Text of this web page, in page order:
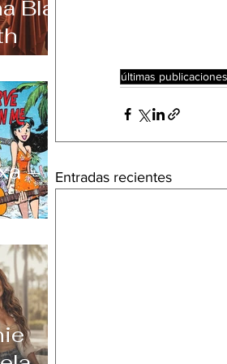
Blair
Its
–
últimas publicaciones
Entradas recientes